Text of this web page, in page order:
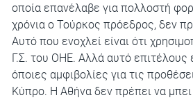
οποία επανέλαβε για πολλοστή
χρόνια ο Τούρκος πρόεδρος, δεν
Αυτό που ενοχλεί είναι ότι
Γ.Σ. του ΟΗΕ. Αλλά αυτό επιτέλους
όποιες αμφιβολίες για τις
Κύπρο. Η Αθήνα δεν πρέπει να